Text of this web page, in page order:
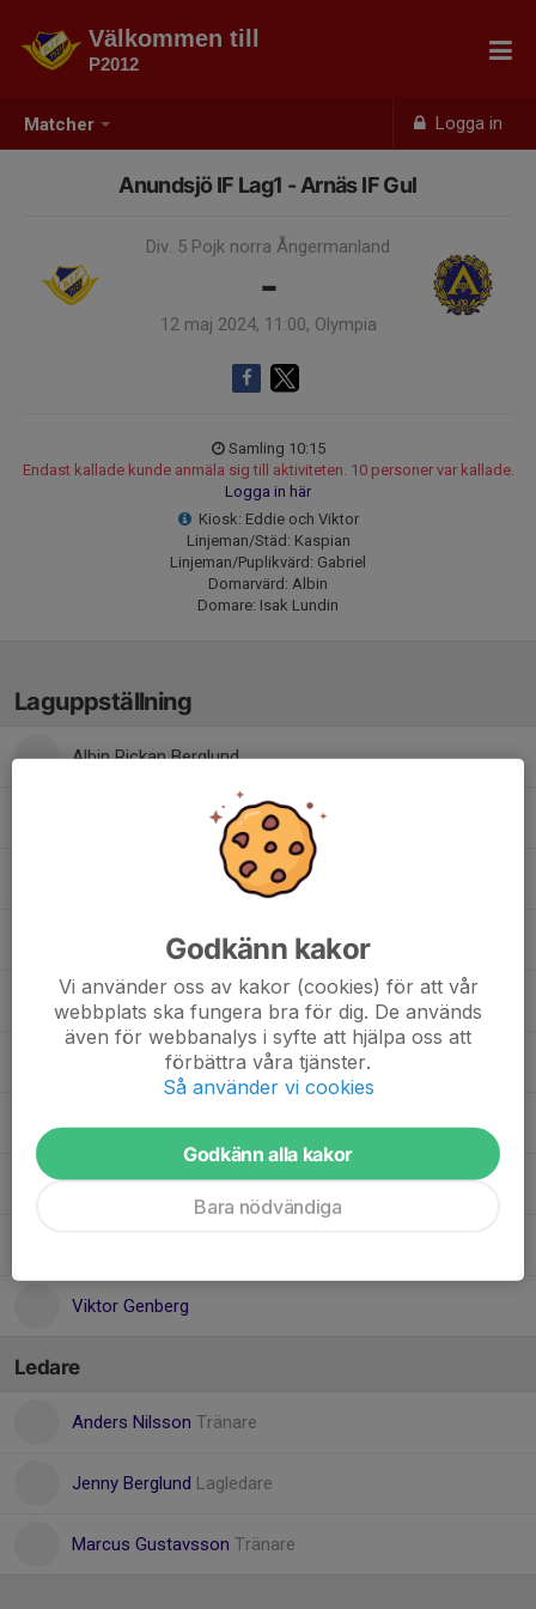
Matcher Logga in
Välkommen till
P2012
Anundsjö IF Lag1 - Arnäs IF Gul
Div. 5 Pojk norra Ångermanland
-
12 maj 2024, 11:00, Olympia
Samling 10:15
Endast kallade kunde anmäla sig till aktiviteten. 10 personer var kallade.
Logga in här
Kiosk: Eddie och Viktor
Linjeman/Städ: Kaspian
Linjeman/Puplikvärd: Gabriel
Domarvärd: Albin
Domare: Isak Lundin
Laguppställning
Albin Rickan Berglund
Kasper Kallin
Kaspian Fahlander
Milo Hallongren
Mio Gustavsson
Noel Mårtensson
Viktor Genberg
Ledare
Anders Nilsson Tränare
Jenny Berglund Lagledare
Marcus Gustavsson Tränare
Godkänn kakor
Vi använder oss av kakor (cookies) för att vår
webbplats ska fungera bra för dig. De används
även för webbanalys i syfte att hjälpa oss att
förbättra våra tjänster.
Så använder vi cookies
Godkänn alla kakor
Bara nödvändiga